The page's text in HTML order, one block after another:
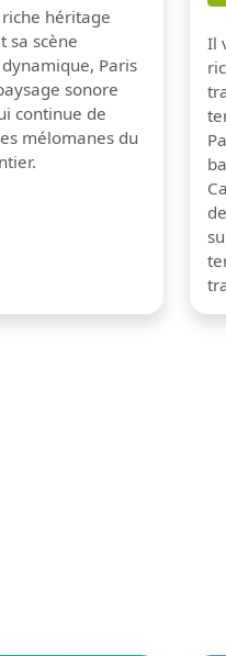
héritage
sa scène
Paris
sonore
continue de
mélomanes du
Il